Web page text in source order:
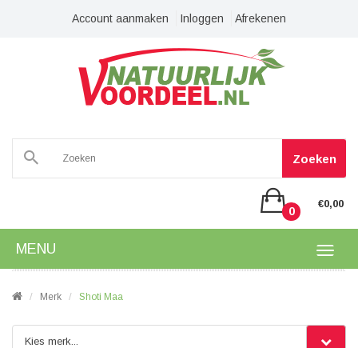
Account aanmaken Inloggen Afrekenen
Zoeken
0
€0,00
MENU
Merk Shoti Maa
Kies merk...